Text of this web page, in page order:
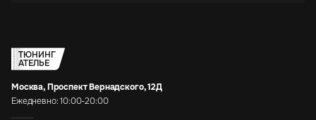
ТЮНИНГ
АТЕЛЬЕ
Москва, Проспект Вернадского, 12Д
Ежедневно: 10:00-20:00